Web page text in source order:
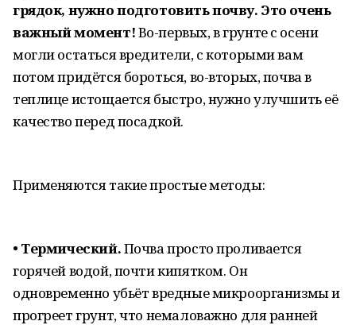
грядок, нужно подготовить почву. Это очень
важный момент!Во-первых, в грунте с осени
могли остаться вредители, с которыми вам
потом придётся бороться, во-вторых, почва в
теплице истощается быстро, нужно улучшить её
качество перед посадкой.
Применяются такие простые методы:
• Термический.Почва просто проливается
горячей водой, почти кипятком. Он
одновременно убьёт вредные микроорганизмы и
прогреет грунт, что немаловажно для ранней